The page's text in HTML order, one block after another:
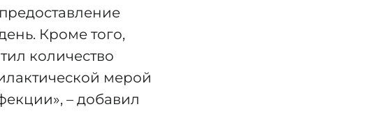
Кроме того,
количество
мерой
– добавил